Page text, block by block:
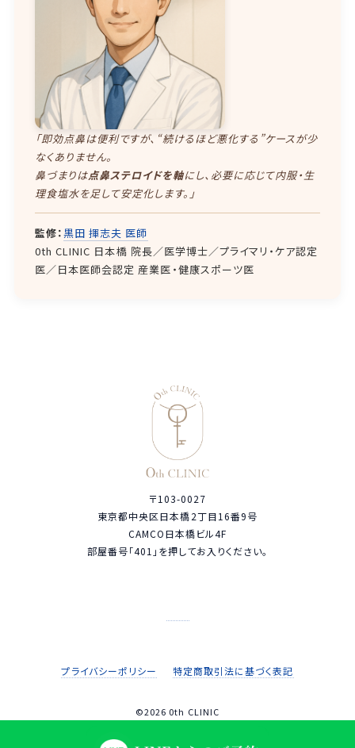
「即効点鼻は便利ですが、“続けるほど悪化する”ケースが少
なくありません。
鼻づまりは点鼻ステロイドを軸にし、必要に応じて内服・生
理食塩水を足して安定化します。」
監修：黒田 揮志夫 医師
0th CLINIC 日本橋 院長／医学博士／プライマリ・ケア認定
医／日本医師会認定 産業医・健康スポーツ医
〒103-0027
東京都中央区日本橋2丁目16番9号
CAMCO日本橋ビル4F
部屋番号「401」を押してお入りください。
プライバシーポリシー 特定商取引法に基づく表記
©2026 0th CLINIC